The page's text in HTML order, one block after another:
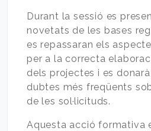
Durant la sessió es
novetats de les bases
es repassaran els
per a la correcta
dels projectes i es
dubtes més freqüents
de les sol·licituds.
Aquesta acció formativa